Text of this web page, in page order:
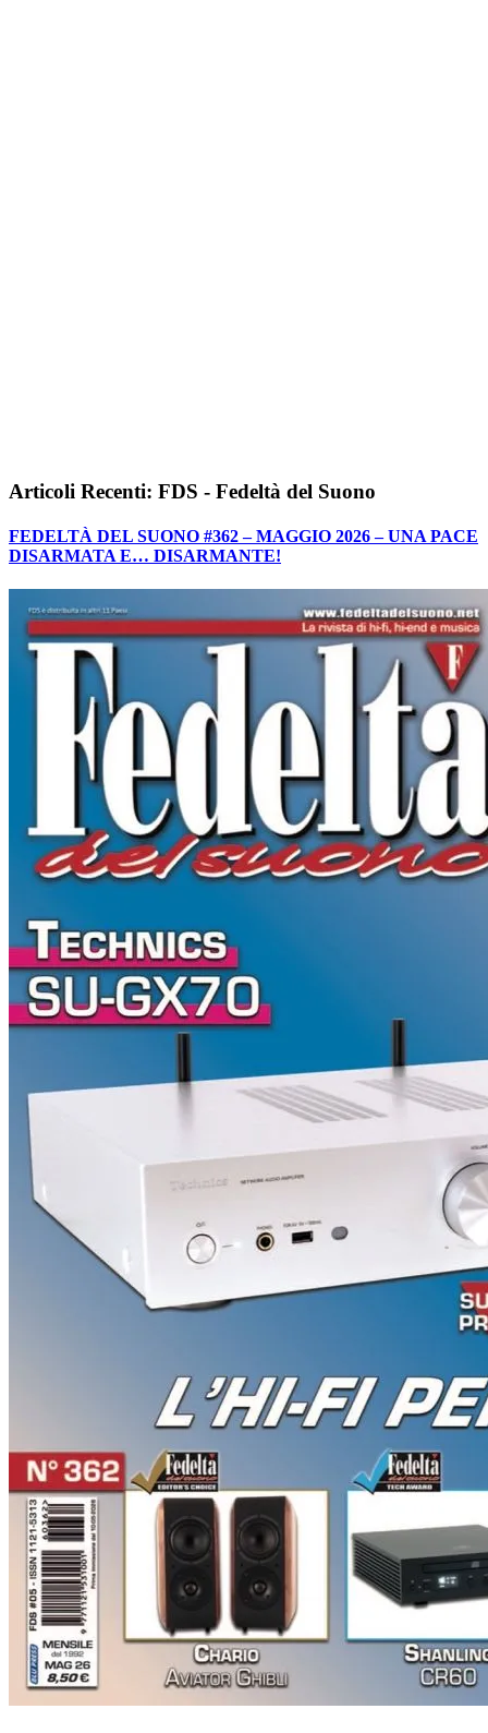
Articoli Recenti: FDS - Fedeltà del Suono
FEDELTÀ DEL SUONO #362 – MAGGIO 2026 – UNA PACE
DISARMATA E… DISARMANTE!